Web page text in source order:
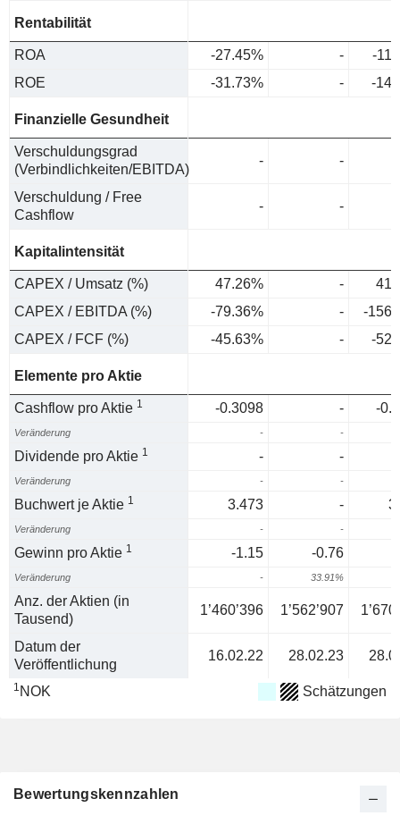
Rentabilität
ROA -27.45% -
-
ROE
-31.73% - -
Finanzielle Gesundheit
Verschuldungsgrad
(Verbindlichkeiten/EBITDA)
- -
Verschuldung / Free
Cashflow
- -
Kapitalintensität
CAPEX / Umsatz (%) 47.26% -
CAPEX / EBITDA (%)
-79.36% -
-
CAPEX / FCF (%)
-45.63% - -
Elemente pro Aktie
Cashflow pro Aktie 1 -0.3098 - -
Veränderung - -
Dividende pro Aktie 1 - -
Veränderung - -
Buchwert je Aktie 1 3.473 -
Veränderung - -
Gewinn pro Aktie 1 -1.15 -0.76
Veränderung - 33.91%
Anz. der Aktien (in
Tausend)
1’460’396 1’562’907
Datum der
Veröffentlichung
16.02.22 28.02.23
1 NOK Schätzungen
Bewertungskennzahlen